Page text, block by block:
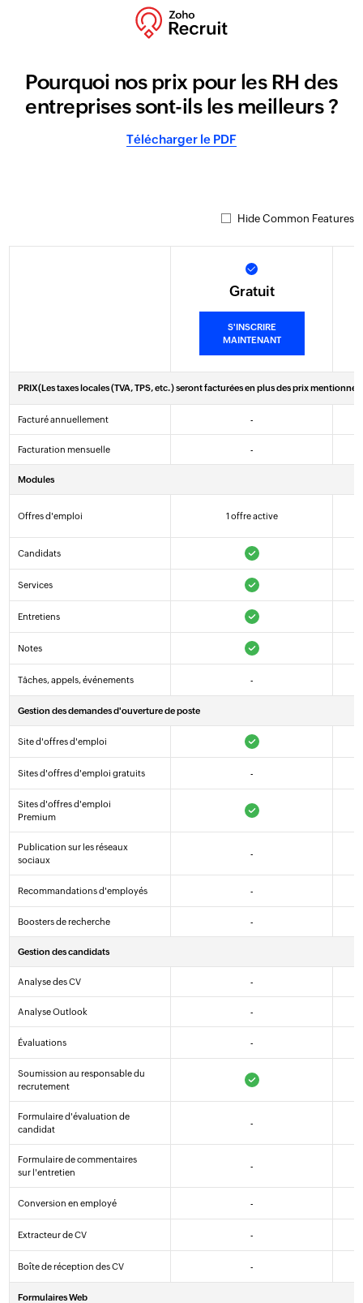
Pourquoi nos prix pour les RH des
entreprises sont-ils les meilleurs ?
Télécharger le PDF
Hide Common Features
Gratuit
S'INSCRIRE
MAINTENANT
PRIX(Les taxes locales (TVA, TPS, etc.) seront facturées en plus des prix
Facturé annuellement -
Facturation mensuelle -
Modules
Offres d'emploi 1 offre active
Candidats
Services
Entretiens
Notes
Tâches, appels, événements -
Gestion des demandes d'ouverture de poste
Site d'offres d'emploi
Sites d'offres d'emploi gratuits -
Sites d'offres d'emploi
Premium
Publication sur les réseaux
sociaux
-
Recommandations d'employés -
Boosters de recherche -
Gestion des candidats
Analyse des CV -
Analyse Outlook -
Évaluations -
Soumission au responsable du
recrutement
Formulaire d'évaluation de
candidat
-
Formulaire de commentaires
sur l'entretien
-
Conversion en employé -
Extracteur de CV -
Boîte de réception des CV -
Formulaires Web